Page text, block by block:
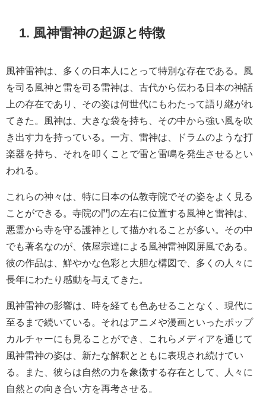
1. 風神雷神の起源と特徴
風神雷神は、多くの日本人にとって特別な存在である。風
を司る風神と雷を司る雷神は、古代から伝わる日本の神話
上の存在であり、その姿は何世代にもわたって語り継がれ
てきた。風神は、大きな袋を持ち、その中から強い風を吹
き出す力を持っている。一方、雷神は、ドラムのような打
楽器を持ち、それを叩くことで雷と雷鳴を発生させるとい
われる。
これらの神々は、特に日本の仏教寺院でその姿をよく見る
ことができる。寺院の門の左右に位置する風神と雷神は、
悪霊から寺を守る護神として描かれることが多い。その中
でも著名なのが、俵屋宗達による風神雷神図屏風である。
彼の作品は、鮮やかな色彩と大胆な構図で、多くの人々に
長年にわたり感動を与えてきた。
風神雷神の影響は、時を経ても色あせることなく、現代に
至るまで続いている。それはアニメや漫画といったポップ
カルチャーにも見ることができ、これらメディアを通じて
風神雷神の姿は、新たな解釈とともに表現され続けてい
る。また、彼らは自然の力を象徴する存在として、人々に
自然との向き合い方を再考させる。